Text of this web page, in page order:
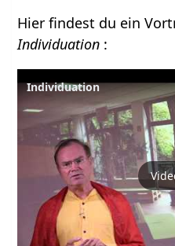
Hier findest du ein
Individuation :
Individuation